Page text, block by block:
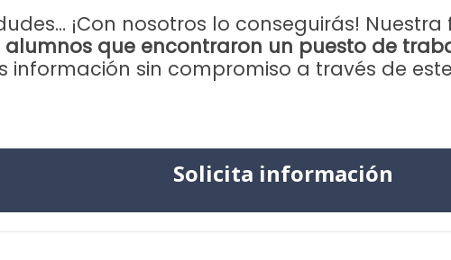
¡Con nosotros lo conseguirás!
alumnos que encontraron un puesto de
información sin compromiso a través de este
Solicita información